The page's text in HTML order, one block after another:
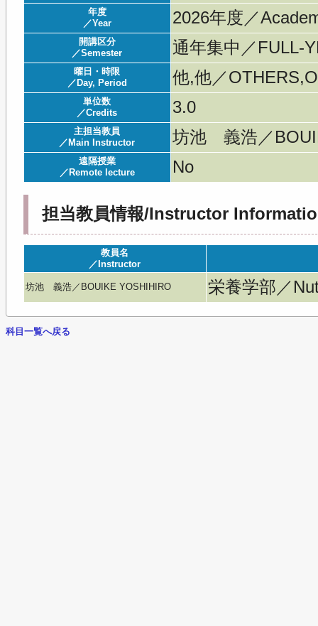
年度
／Year
2026年度／
開講区分
／Semester
通年集中／FULL-
曜日・時限
／Day, Period
他,他／
単位数
／Credits
3.0
主担当教員
／Main Instructor
坊池 義浩／
遠隔授業
／Remote lecture
No
担当教員情報/Instructor
教員名
／Instructor
坊池 義浩／BOUIKE YOSHIHIRO 栄養学部／
科目一覧へ戻る